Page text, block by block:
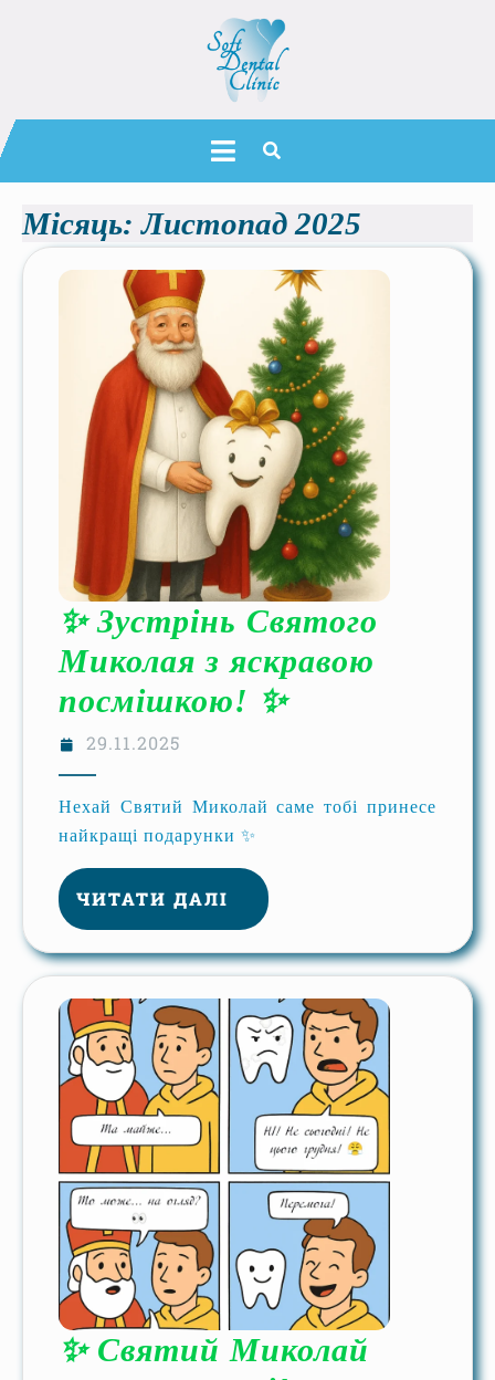
Місяць:Листопад 2025
✨ Зустрінь Святого
Миколая з яскравою
посмішкою! ✨
29.11.2025
Нехай Святий Миколай саме тобі принесе
найкращі подарунки ✨
ЧИТАТИ ДАЛІ
✨ Святий Миколай